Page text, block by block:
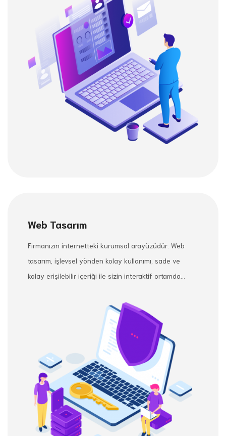
Web Tasarım
Firmanızın internetteki kurumsal arayüzüdür. Web
tasarım, işlevsel yönden kolay kullanımı, sade ve
kolay erişilebilir içeriği ile sizin interaktif ortamda...